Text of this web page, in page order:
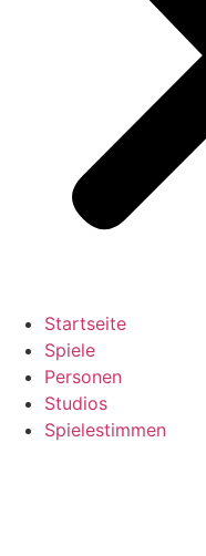
Startseite
Spiele
Personen
Studios
Spielestimmen